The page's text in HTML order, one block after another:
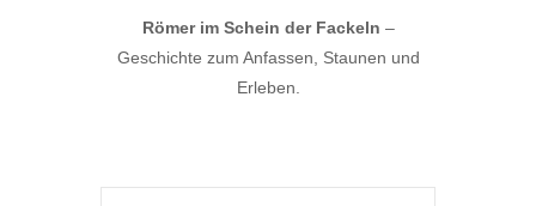
Römer im Schein der Fackeln –
Geschichte zum Anfassen, Staunen und
Erleben.